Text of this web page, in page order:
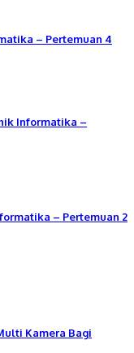
– Pertemuan 4
Informatika –
– Pertemuan 2
Kamera Bagi